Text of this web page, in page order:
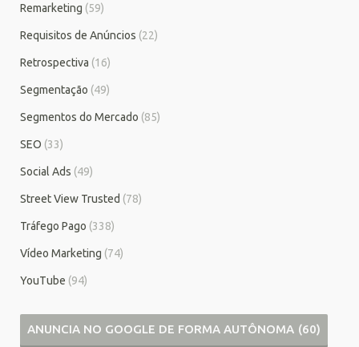
Remarketing (59)
Requisitos de Anúncios (22)
Retrospectiva (16)
Segmentação (49)
Segmentos do Mercado (85)
SEO (33)
Social Ads (49)
Street View Trusted (78)
Tráfego Pago (338)
Vídeo Marketing (74)
YouTube (94)
ANUNCIA NO GOOGLE DE FORMA AUTÔNOMA (60)